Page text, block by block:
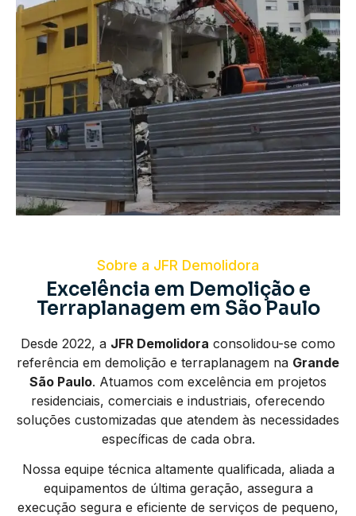
Sobre a JFR Demolidora
Excelência em Demolição e
Terraplanagem em São Paulo
Desde 2022, a JFR Demolidora consolidou-se como
referência em demolição e terraplanagem na Grande
São Paulo. Atuamos com excelência em projetos
residenciais, comerciais e industriais, oferecendo
soluções customizadas que atendem às necessidades
específicas de cada obra.
Nossa equipe técnica altamente qualificada, aliada a
equipamentos de última geração, assegura a
execução segura e eficiente de serviços de pequeno,